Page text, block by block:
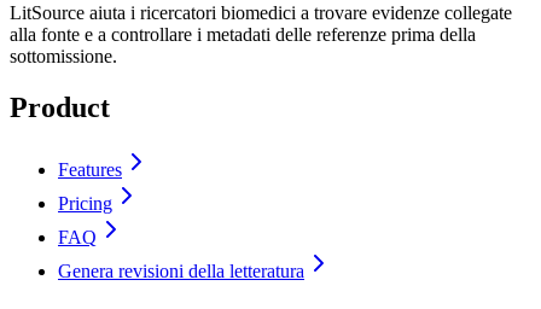
LitSource aiuta i ricercatori biomedici a trovare evidenze collegate
alla fonte e a controllare i metadati delle referenze prima della
sottomissione.
Product
Features
Pricing
FAQ
Genera revisioni della letteratura